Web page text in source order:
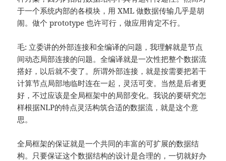
于一个系统内部的各模块，用 XML 做数据传输几乎是胡
闹。做个 prototype 也许可行，做应用肯定不行。
毛: 立委讲的外部连接和全编译的问题，我理解就是节点
间动态局部连接的问题。全编译就是一次性把整个数据流
搭好，以后就不变了。所谓外部连接，就是按需要把若干
计算节点局部地临时连在一起，灵活可变。当然是后者更
好，不过应该是全局框架中的局部变化。我说的要研究怎
样根据NLP的特点灵活构筑合适的数据流，就是这个意
思。
全局框架的保证就是一个共同的丰富的可扩展的数据结
构。只要保证这个数据结构的设计是合理的，一切就好办